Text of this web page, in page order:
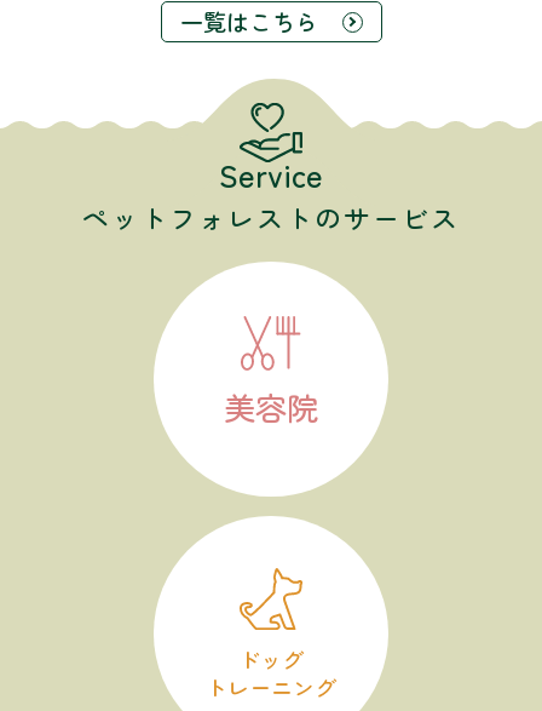
一覧はこちら
Service
ペットフォレストのサービス
美容院
ドッグ
トレーニング